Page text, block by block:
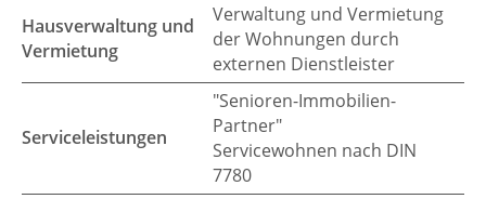
Hausverwaltung und
Vermietung
Verwaltung und Vermietung
der Wohnungen durch
externen Dienstleister
Serviceleistungen
"Senioren-Immobilien-
Partner"
Servicewohnen nach DIN
7780